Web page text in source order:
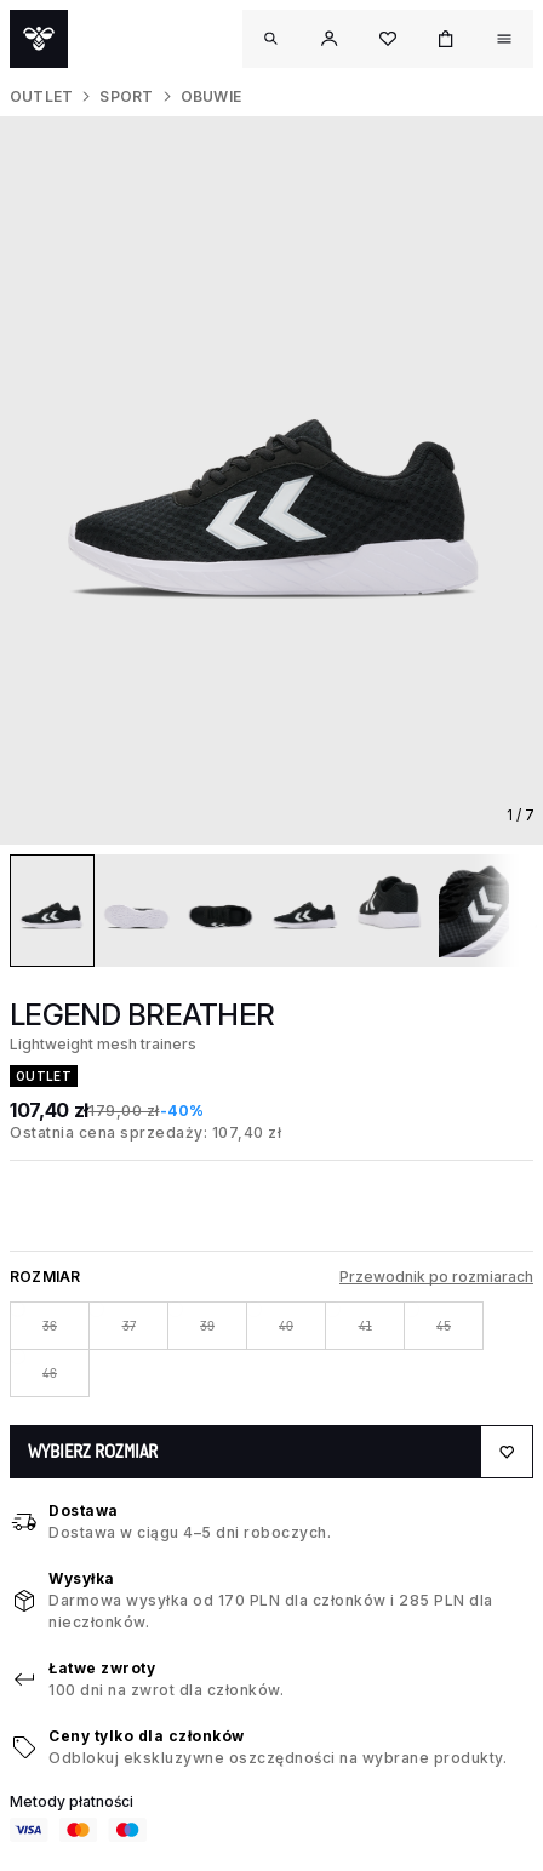
OUTLET SPORT OBUWIE
1 / 7
LEGEND BREATHER
Lightweight mesh trainers
OUTLET
107,40 zł179,00 zł-40%
Ostatnia cena sprzedaży: 107,40 zł
ROZMIAR Przewodnik po rozmiarach
36 37 39 40 41 45
46
WYBIERZ ROZMIAR
Dostawa
Dostawa w ciągu 4–5 dni roboczych.
Wysyłka
Darmowa wysyłka od 170 PLN dla członków i 285 PLN dla
nieczłonków.
Łatwe zwroty
100 dni na zwrot dla członków.
Ceny tylko dla członków
Odblokuj ekskluzywne oszczędności na wybrane produkty.
Metody płatności